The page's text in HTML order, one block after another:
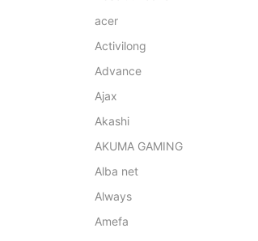
acer
Activilong
Advance
Ajax
Akashi
AKUMA GAMING
Alba net
Always
Amefa